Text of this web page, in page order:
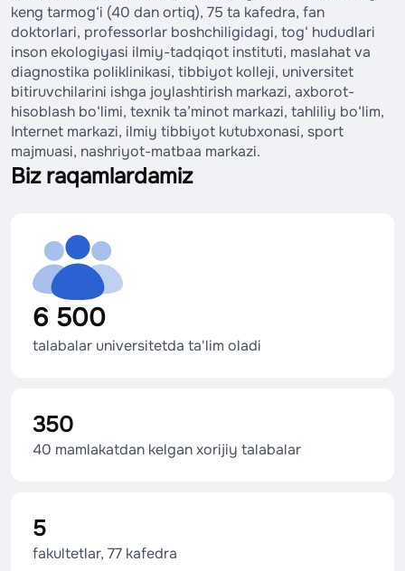
keng tarmog‘i (40 dan ortiq), 75 ta kafedra, fan
doktorlari, professorlar boshchiligidagi, tog‘ hududlari
inson ekologiyasi ilmiy-tadqiqot instituti, maslahat va
diagnostika poliklinikasi, tibbiyot kolleji, universitet
bitiruvchilarini ishga joylashtirish markazi, axborot-
hisoblash bo‘limi, texnik ta’minot markazi, tahliliy bo‘lim,
Internet markazi, ilmiy tibbiyot kutubxonasi, sport
majmuasi, nashriyot-matbaa markazi.
Biz raqamlardamiz
6 500
talabalar universitetda ta'lim oladi
350
40 mamlakatdan kelgan xorijiy talabalar
5
fakultetlar, 77 kafedra